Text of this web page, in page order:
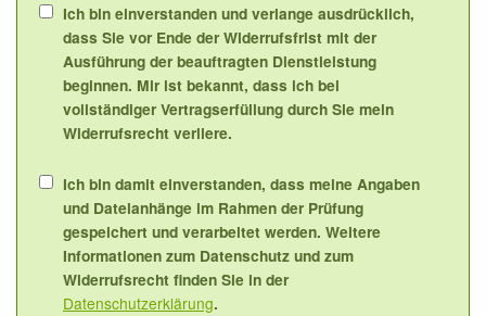
Ich bin einverstanden und verlange ausdrücklich,
dass Sie vor Ende der Widerrufsfrist mit der
Ausführung der beauftragten Dienstleistung
beginnen. Mir ist bekannt, dass ich bei
vollständiger Vertragserfüllung durch Sie mein
Widerrufsrecht verliere.
Ich bin damit einverstanden, dass meine Angaben
und Dateianhänge im Rahmen der Prüfung
gespeichert und verarbeitet werden. Weitere
Informationen zum Datenschutz und zum
Widerrufsrecht finden Sie in der
Datenschutzerklärung.